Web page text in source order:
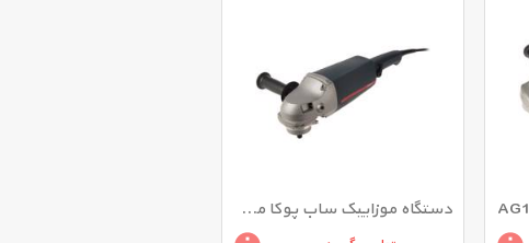
دستگاه موزاییک ساب پوکا مدل S1805